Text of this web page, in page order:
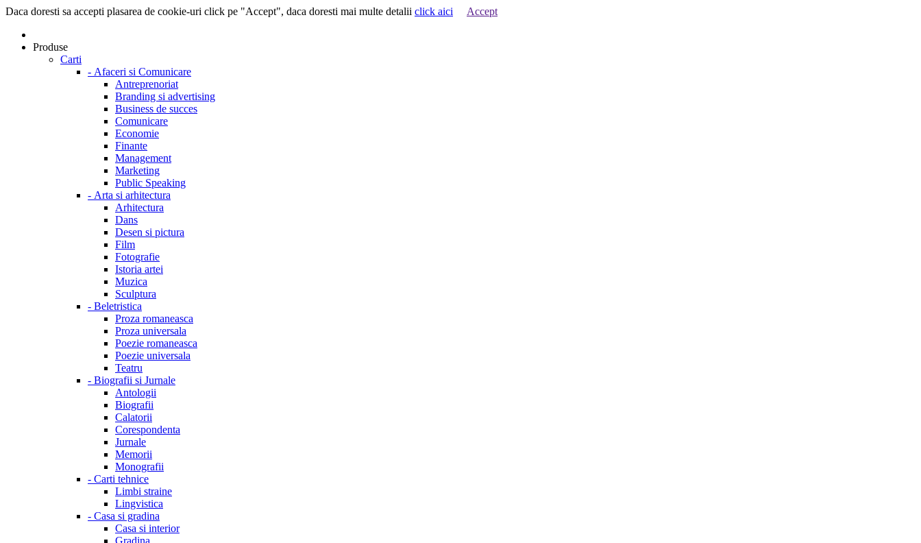
Daca doresti sa accepti plasarea de cookie-uri click pe "Accept", daca doresti mai multe detalii click aici Accept
Produse
Carti
- Afaceri si Comunicare
Antreprenoriat
Branding si advertising
Business de succes
Comunicare
Economie
Finante
Management
Marketing
Public Speaking
- Arta si arhitectura
Arhitectura
Dans
Desen si pictura
Film
Fotografie
Istoria artei
Muzica
Sculptura
- Beletristica
Proza romaneasca
Proza universala
Poezie romaneasca
Poezie universala
Teatru
- Biografii si Jurnale
Antologii
Biografii
Calatorii
Corespondenta
Jurnale
Memorii
Monografii
- Carti tehnice
Limbi straine
Lingvistica
- Casa si gradina
Casa si interior
Gradina